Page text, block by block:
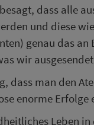
dass alle
und diese
genau das
wir
dass man den
enorme Erfolge
Leben